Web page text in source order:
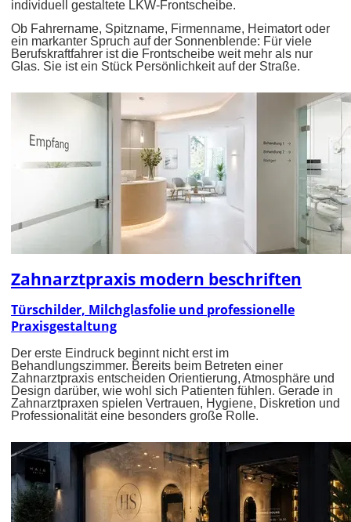
individuell gestaltete LKW-Frontscheibe.
Ob Fahrername, Spitzname, Firmenname, Heimatort oder
ein markanter Spruch auf der Sonnenblende: Für viele
Berufskraftfahrer ist die Frontscheibe weit mehr als nur
Glas. Sie ist ein Stück Persönlichkeit auf der Straße.
Zahnarztpraxis modern beschriften
Türschilder, Milchglasfolie und professionelle
Praxisgestaltung
Der erste Eindruck beginnt nicht erst im
Behandlungszimmer. Bereits beim Betreten einer
Zahnarztpraxis entscheiden Orientierung, Atmosphäre und
Design darüber, wie wohl sich Patienten fühlen. Gerade in
Zahnarztpraxen spielen Vertrauen, Hygiene, Diskretion und
Professionalität eine besonders große Rolle.